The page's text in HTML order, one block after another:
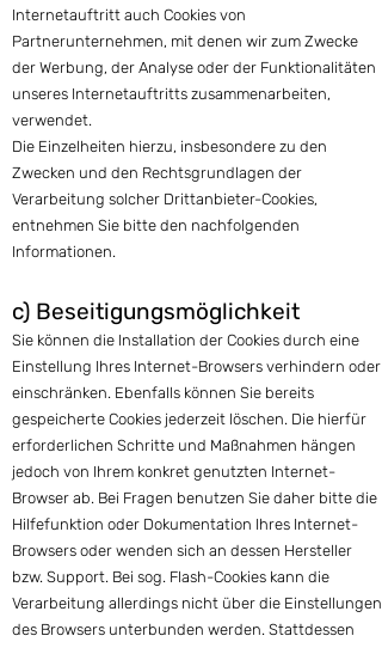
Internetauftritt auch Cookies von
Partnerunternehmen, mit denen wir zum Zwecke
der Werbung, der Analyse oder der Funktionalitäten
unseres Internetauftritts zusammenarbeiten,
verwendet.
Die Einzelheiten hierzu, insbesondere zu den
Zwecken und den Rechtsgrundlagen der
Verarbeitung solcher Drittanbieter-Cookies,
entnehmen Sie bitte den nachfolgenden
Informationen.
c) Beseitigungsmöglichkeit
Sie können die Installation der Cookies durch eine
Einstellung Ihres Internet-Browsers verhindern oder
einschränken. Ebenfalls können Sie bereits
gespeicherte Cookies jederzeit löschen. Die hierfür
erforderlichen Schritte und Maßnahmen hängen
jedoch von Ihrem konkret genutzten Internet-
Browser ab. Bei Fragen benutzen Sie daher bitte die
Hilfefunktion oder Dokumentation Ihres Internet-
Browsers oder wenden sich an dessen Hersteller
bzw. Support. Bei sog. Flash-Cookies kann die
Verarbeitung allerdings nicht über die Einstellungen
des Browsers unterbunden werden. Stattdessen